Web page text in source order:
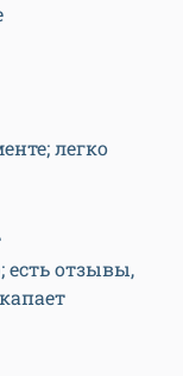
легко
есть отзывы,